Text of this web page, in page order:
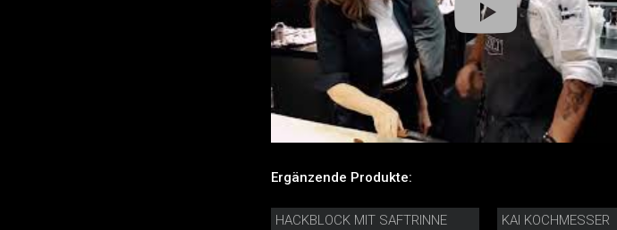
Ergänzende Produkte:
HACKBLOCK MIT SAFTRINNE KAI KOCHMESSER